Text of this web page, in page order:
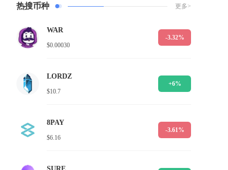
热搜币种 更多>
WAR
$0.00030
-3.32%
LORDZ
$10.7
+6%
8PAY
$6.16
-3.61%